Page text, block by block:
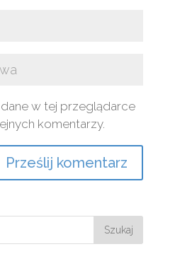
w tej przeglądarce
komentarzy.